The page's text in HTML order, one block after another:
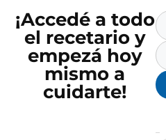
¡Accedé a todo
el recetario y
empezá hoy
mismo a
cuidarte!